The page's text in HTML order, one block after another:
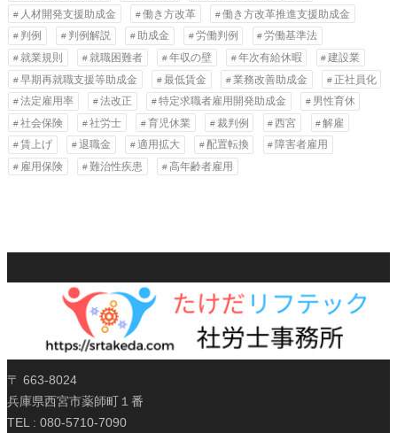
人材開発支援助成金
働き方改革
働き方改革推進支援助成金
判例
判例解説 助成金 労働判例
労働基準法
就業規則
就職困難者 年収の壁 年次有給休暇
建設業
早期再就職支援等助成金
最低賃金 業務改善助成金
正社員化
法定雇用率
法改正 特定求職者雇用開発助成金
男性育休
社会保険
社労士 育児休業 裁判例 西宮
解雇
賃上げ
退職金 適用拡大 配置転換
障害者雇用
雇用保険
難治性疾患 高年齢者雇用
〒 663-8024
兵庫県西宮市薬師町１番
TEL : 080-5710-7090